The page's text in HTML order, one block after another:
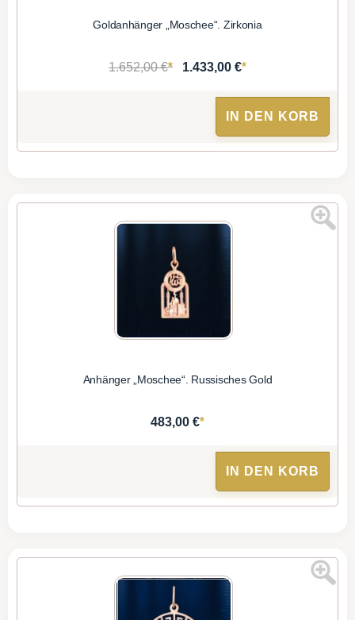
Goldanhänger „Moschee“. Zirkonia
1.652,00 €* 1.433,00 €*
IN DEN KORB
Anhänger „Moschee“. Russisches Gold
483,00 €*
IN DEN KORB